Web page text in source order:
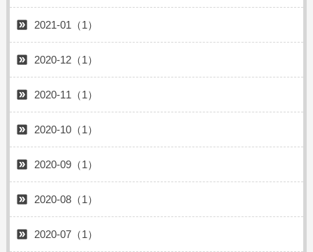
2021-01（1）
2020-12（1）
2020-11（1）
2020-10（1）
2020-09（1）
2020-08（1）
2020-07（1）